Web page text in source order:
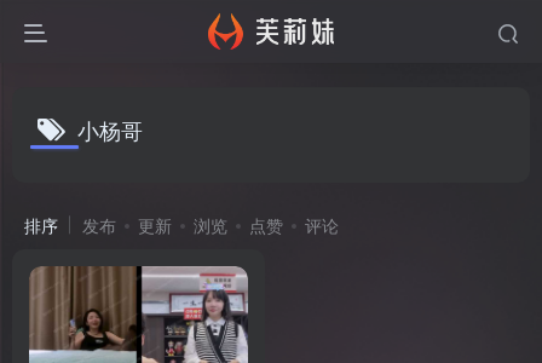
小杨哥
排序 发布 更新 浏览 点赞 评论